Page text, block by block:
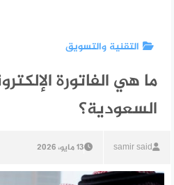
التقنية والتسويق
ما هي الفاتورة
السعودية؟
samir said 13 مايو، 2026